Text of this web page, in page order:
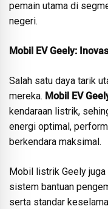
pemain utama di
negeri.
Mobil EV Geely:
Salah satu daya tarik
mereka. Mobil EV
kendaraan listrik,
energi optimal,
berkendara maksimal.
Mobil listrik Geely
sistem bantuan
serta standar